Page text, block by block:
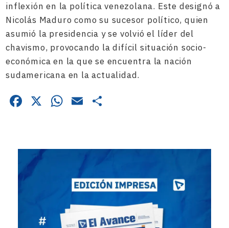
inflexión en la política venezolana. Este designó a
Nicolás Maduro como su sucesor político, quien
asumió la presidencia y se volvió el líder del
chavismo, provocando la difícil situación socio-
económica en la que se encuentra la nación
sudamericana en la actualidad.
Facebook
X WhatsApp
Email